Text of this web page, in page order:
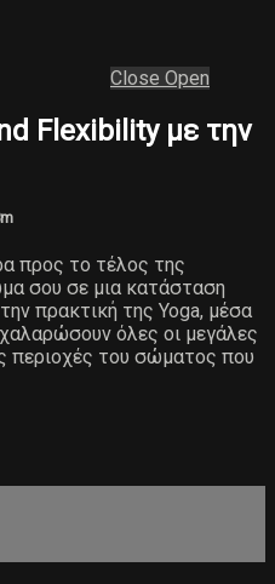
Close Open
Flexibility με την
προς το τέλος της
σου σε μια κατάσταση
πρακτική της Yoga, μέσα
όλες οι μεγάλες
περιοχές του σώματος που